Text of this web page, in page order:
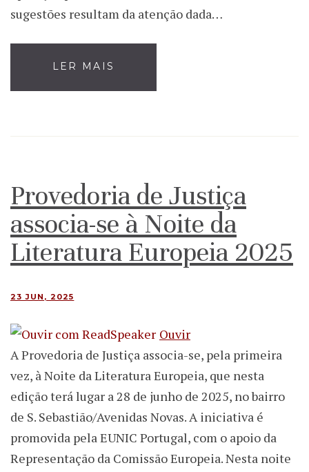
sugestões resultam da atenção dada…
LER MAIS
Provedoria de Justiça
associa-se à Noite da
Literatura Europeia 2025
23 JUN, 2025
Ouvir
A Provedoria de Justiça associa-se, pela primeira
vez, à Noite da Literatura Europeia, que nesta
edição terá lugar a 28 de junho de 2025, no bairro
de S. Sebastião/Avenidas Novas. A iniciativa é
promovida pela EUNIC Portugal, com o apoio da
Representação da Comissão Europeia. Nesta noite